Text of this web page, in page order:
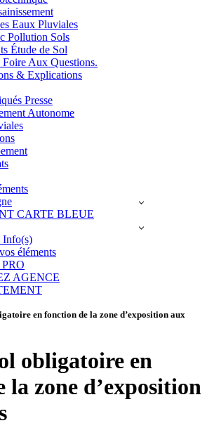
Eaux Pluviales
Pollution Sols
Étude de Sol
Aux Questions.
& Explications
Presse
Autonome
CARTE BLEUE
Info(s)
éléments
AGENCE
en fonction de la zone d’exposition aux
obligatoire en
la zone d’exposition